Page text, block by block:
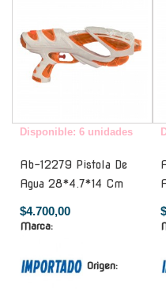
Disponible: 6 unidades
Ab-12279 Pistola De
Agua 28*4.7*14 Cm
$4.700,00
Marca:
Origen: